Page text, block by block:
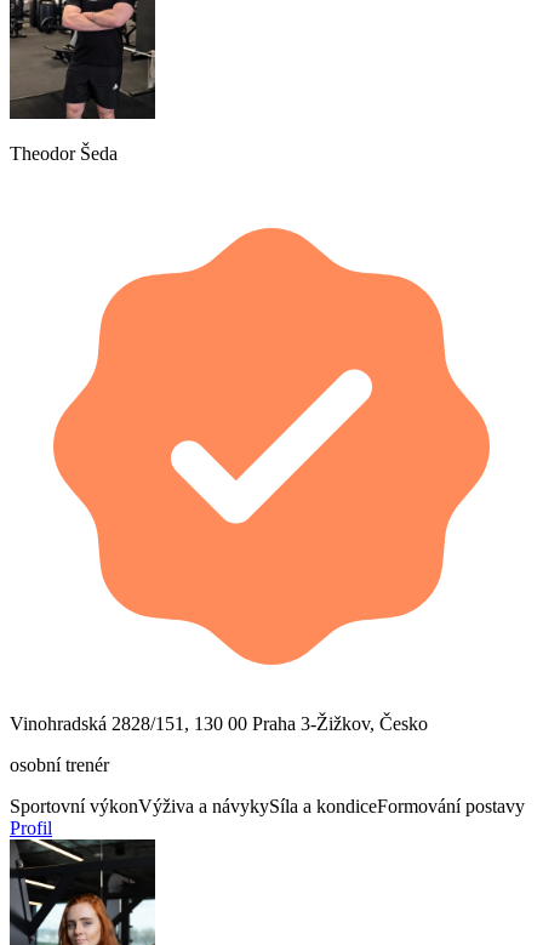
Theodor Šeda
Vinohradská 2828/151, 130 00 Praha 3-Žižkov, Česko
osobní trenér
Sportovní výkonVýživa a návykySíla a kondiceFormování postavy
Profil